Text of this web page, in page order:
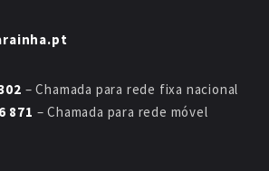
– Chamada para rede fixa nacional
871 – Chamada para rede móvel